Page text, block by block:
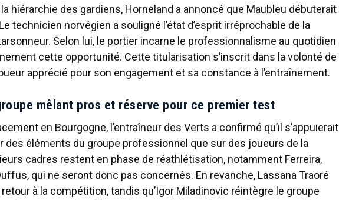
hiérarchie des gardiens, Horneland a annoncé que Maubleu débuterait
technicien norvégien a souligné l’état d’esprit irréprochable de la
Selon lui, le portier incarne le professionnalisme au quotidien
cette opportunité. Cette titularisation s’inscrit dans la volonté de
apprécié pour son engagement et sa constance à l’entraînement.
mêlant pros et réserve pour ce premier test
en Bourgogne, l’entraîneur des Verts a confirmé qu’il s’appuierait
des éléments du groupe professionnel que sur des joueurs de la
cadres restent en phase de réathlétisation, notamment Ferreira,
qui ne seront donc pas concernés. En revanche, Lassana Traoré
à la compétition, tandis qu’Igor Miladinovic réintègre le groupe